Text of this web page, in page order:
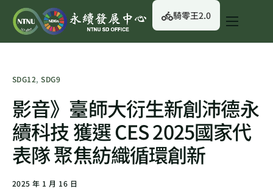
關於我們
永續資訊
校園綠生活
English
騎零王2.0
SDG12,SDG9
影音》臺師大衍生新創沛德永
續科技 獲選 CES 2025國家代
表隊 聚焦紡織循環創新
2025 年 1 月 16 日